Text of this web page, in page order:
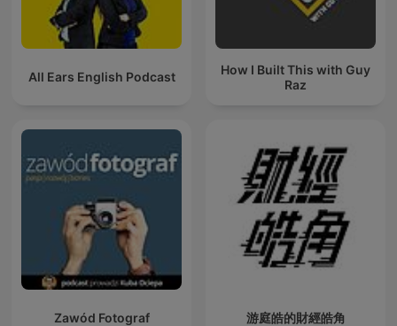
All Ears English Podcast
How I Built This with Guy
Raz
Zawód Fotograf 游庭皓的財經皓角